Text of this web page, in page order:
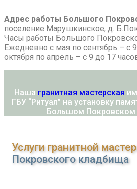
Адрес работы Большого
поселение Марушкинское, д.
Часы работы Большого
Ежедневно с мая по сентябрь – с
октября по апрель – с 9 до 17
Наша гранитная мастерская
ГБУ “Ритуал” на установку
Большом
Услуги гранитной
Покровского кладбища